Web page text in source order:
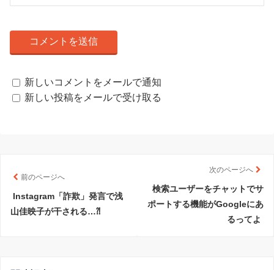
新しいコメントをメールで通知
新しい投稿をメールで受け取る
前のページへ
Instagram「詐欺」発言で浅
山佳映子が干される…⁈
次のページへ
検索ユーザーをチャットでサ
ポートする機能がGoogleにあ
るってよ